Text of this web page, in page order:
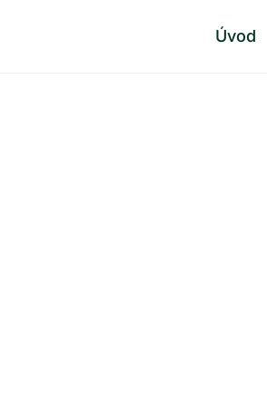
Úvod